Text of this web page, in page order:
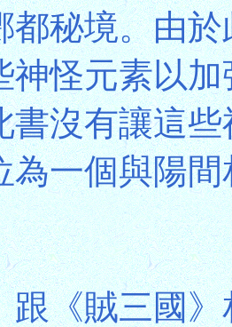
都秘境。由
神怪元素以
書沒有讓這
為一個與陽
跟《賊三國